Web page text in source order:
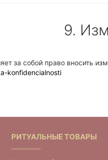
9.
за собой право вносить
konfidencialnosti
РИТУАЛЬНЫЕ ТОВАРЫ